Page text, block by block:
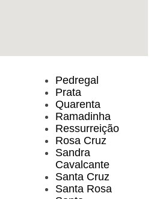
Pedregal
Prata
Quarenta
Ramadinha
Ressurreição
Rosa Cruz
Sandra
Cavalcante
Santa Cruz
Santa Rosa